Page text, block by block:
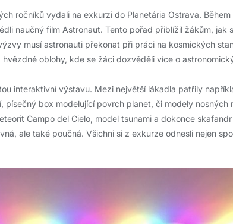
ročníků vydali na exkurzi do Planetária Ostrava.
naučný film Astronaut. Tento pořad přiblížil žákům, jak
musí astronauti překonat při práci na kosmických
oblohy, kde se žáci dozvěděli více o
interaktivní výstavu. Mezi největší lákadla patřily
písečný box modelující povrch planet, či modely nosných
Campo del Cielo, model tsunami a dokonce
ale také poučná. Všichni si z exkurze odnesli nejen